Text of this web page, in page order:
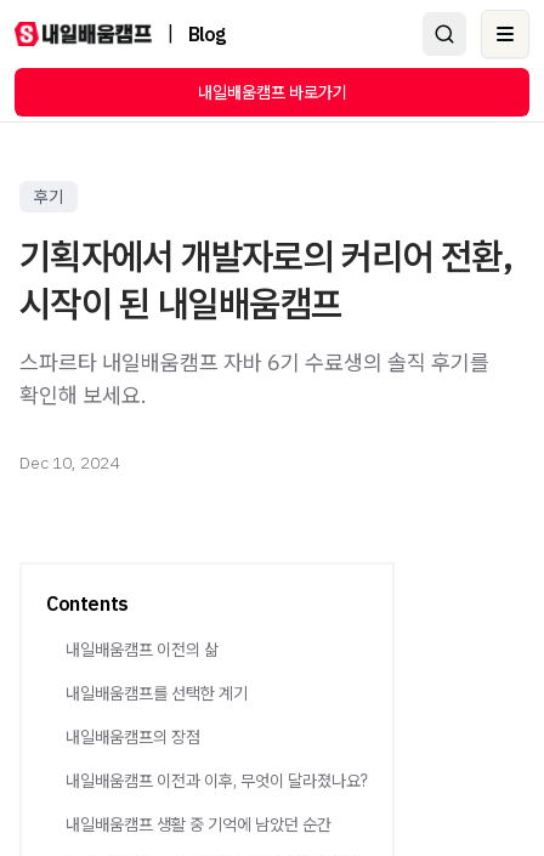
Blog
내일배움캠프 바로가기
후기
기획자에서 개발자로의 커리어 전환,
시작이 된 내일배움캠프
스파르타 내일배움캠프 자바 6기 수료생의 솔직 후기를
확인해 보세요.
Dec 10, 2024
Contents
내일배움캠프 이전의 삶
내일배움캠프를 선택한 계기
내일배움캠프의 장점
내일배움캠프 이전과 이후, 무엇이 달라졌나요?
내일배움캠프 생활 중 기억에 남았던 순간